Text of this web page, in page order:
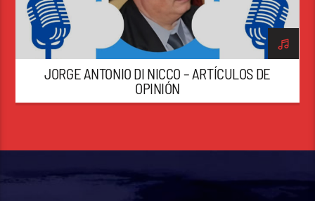
JORGE ANTONIO DI NICCO – ARTÍCULOS DE
OPINIÓN